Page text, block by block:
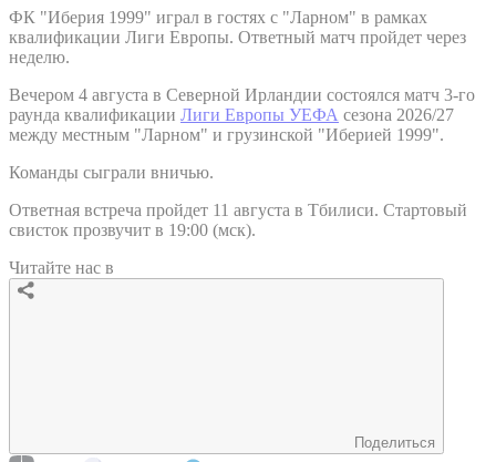
ФК "Иберия 1999" играл в гостях с "Ларном" в рамках
квалификации Лиги Европы. Ответный матч пройдет через
неделю.
Вечером 4 августа в Северной Ирландии состоялся матч 3-го
раунда квалификации Лиги Европы УЕФА сезона 2026/27
между местным "Ларном" и грузинской "Иберией 1999".
Команды сыграли вничью.
Ответная встреча пройдет 11 августа в Тбилиси. Стартовый
свисток прозвучит в 19:00 (мск).
Читайте нас в
Поделиться